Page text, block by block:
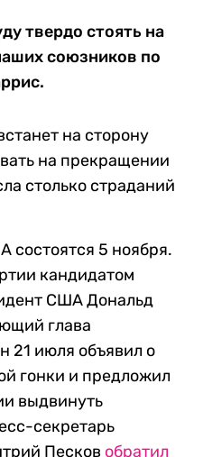
твердо стоять на
союзников по
на сторону
на прекращении
столько страданий
5 ноября.
кандидатом
США Дональд
глава
21 июля объявил о
гонки и предложил
выдвинуть
секретарь
Песков обратил